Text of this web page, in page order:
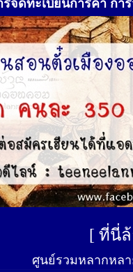
จดทะเบียนการค้า กา
[ ที่นี่
ศูนย์รวมหลากหลา